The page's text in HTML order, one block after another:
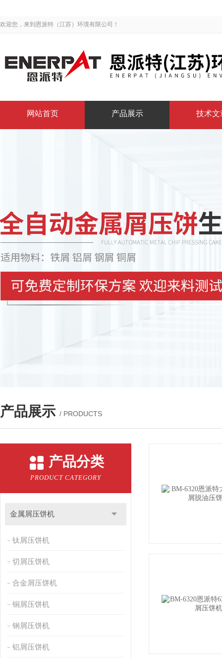
欢迎您，来到恩派特（江苏）环境有限公司！
网站首页 产品展示 技术文
产品展示 / PRODUCTS
产品分类
PRODUCT CATEGORY
金属屑压饼机
钛屑压饼机
切屑压饼机
合金屑压饼机
铜屑压饼机
钢屑压饼机
铝屑压饼机